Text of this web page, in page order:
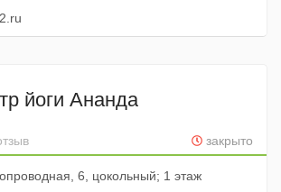
йоги Ананда
закрыто
6, цокольный; 1 этаж